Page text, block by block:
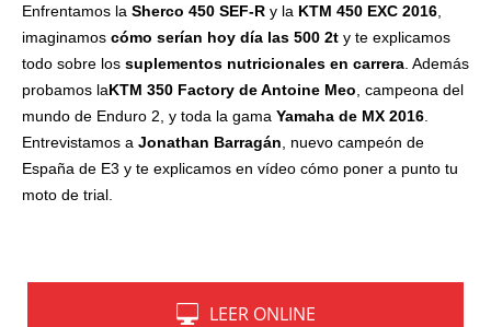
Enfrentamos la Sherco 450 SEF-R y la KTM 450 EXC 2016
imaginamos cómo serían hoy día las 500 2t y te explicamos
todo sobre los suplementos nutricionales en carrera . Además
probamos laKTM 350 Factory de Antoine Meo , campeona del
mundo de Enduro 2, y toda la gama Yamaha de MX 2016
Entrevistamos a Jonathan Barragán , nuevo campeón de
España de E3 y te explicamos en vídeo cómo poner a punto tu
moto de trial.
LEER ONLINE